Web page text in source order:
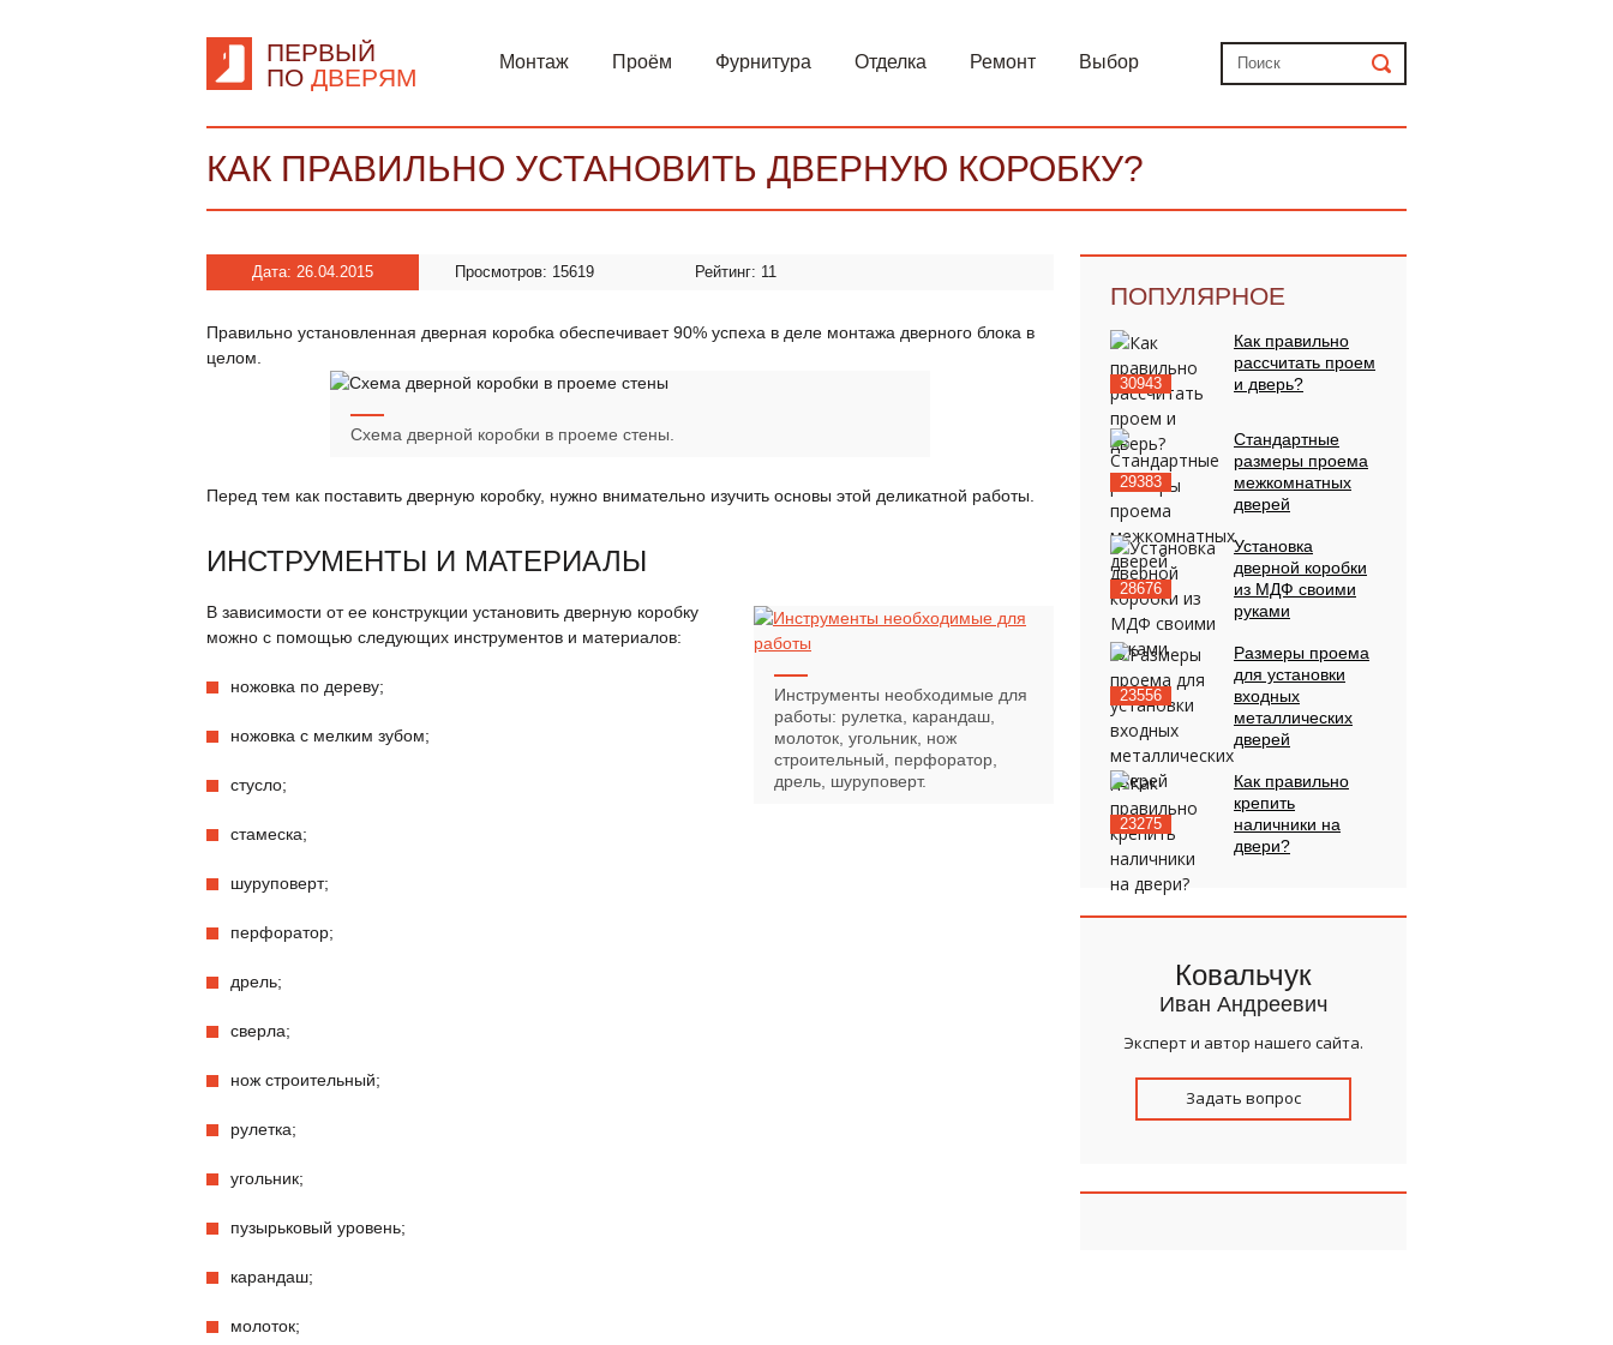
ПЕРВЫЙ
ПО ДВЕРЯМ
Монтаж Проём Фурнитура Отделка Ремонт Выбор
КАК ПРАВИЛЬНО УСТАНОВИТЬ ДВЕРНУЮ КОРОБКУ?
Дата: 26.04.2015 Просмотров: 15619 Рейтинг: 11
Правильно установленная дверная коробка обеспечивает 90% успеха в деле монтажа дверного блока в
целом.
Схема дверной коробки в проеме стены.
Перед тем как поставить дверную коробку, нужно внимательно изучить основы этой деликатной работы.
ИНСТРУМЕНТЫ И МАТЕРИАЛЫ
Инструменты необходимые для
работы: рулетка, карандаш,
молоток, угольник, нож
строительный, перфоратор,
дрель, шуруповерт.
В зависимости от ее конструкции установить дверную коробку
можно с помощью следующих инструментов и материалов:
ножовка по дереву;
ножовка с мелким зубом;
стусло;
стамеска;
шуруповерт;
перфоратор;
дрель;
сверла;
нож строительный;
рулетка;
угольник;
пузырьковый уровень;
карандаш;
молоток;
ПОПУЛЯРНОЕ
30943
Как правильно
рассчитать проем
и дверь?
29383
Стандартные
размеры проема
межкомнатных
дверей
28676
Установка
дверной коробки
из МДФ своими
руками
23556
Размеры проема
для установки
входных
металлических
дверей
23275
Как правильно
крепить
наличники на
двери?
Ковальчук
Иван Андреевич
Эксперт и автор нашего сайта.
Задать вопрос